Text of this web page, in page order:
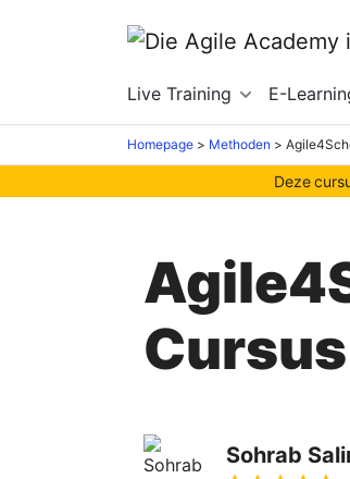
Live Training E-
Homepage > Methoden >
Deze
Cursus
Sohrab